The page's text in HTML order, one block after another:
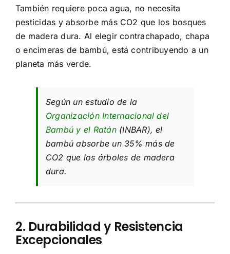
También requiere poca agua, no necesita
pesticidas y absorbe más CO2 que los bosques
de madera dura. Al elegir contrachapado, chapa
o encimeras de bambú, está contribuyendo a un
planeta más verde.
Según un estudio de la
Organización Internacional del
Bambú y el Ratán(INBAR), el
bambú absorbe un 35% más de
CO2 que los árboles de madera
dura.
2. Durabilidad y Resistencia
Excepcionales